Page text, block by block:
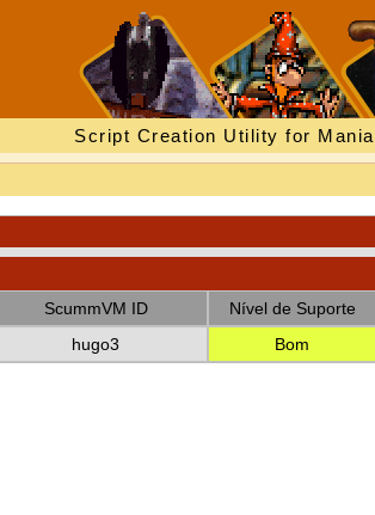
Script Creation Utility for
ScummVM ID
Nível de Suporte
hugo3 Bom